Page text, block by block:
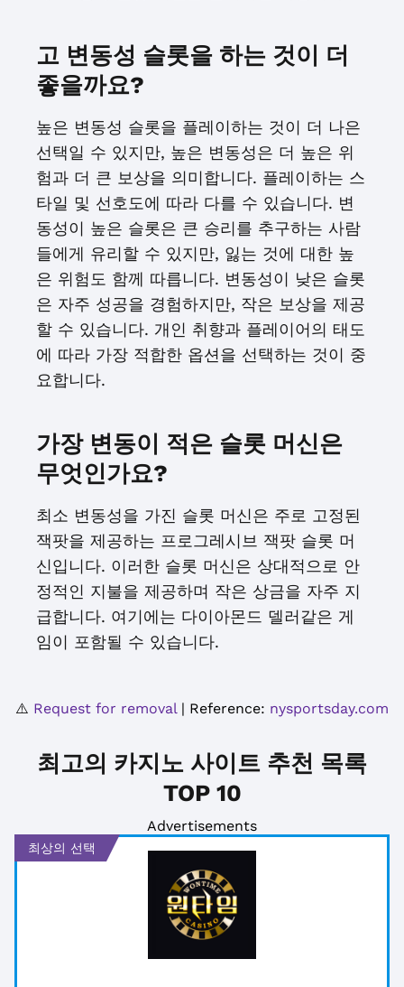
고 변동성 슬롯을 하는 것이 더
좋을까요?
높은 변동성 슬롯을 플레이하는 것이 더 나은
선택일 수 있지만, 높은 변동성은 더 높은 위
험과 더 큰 보상을 의미합니다. 플레이하는 스
타일 및 선호도에 따라 다를 수 있습니다. 변
동성이 높은 슬롯은 큰 승리를 추구하는 사람
들에게 유리할 수 있지만, 잃는 것에 대한 높
은 위험도 함께 따릅니다. 변동성이 낮은 슬롯
은 자주 성공을 경험하지만, 작은 보상을 제공
할 수 있습니다. 개인 취향과 플레이어의 태도
에 따라 가장 적합한 옵션을 선택하는 것이 중
요합니다.
가장 변동이 적은 슬롯 머신은
무엇인가요?
최소 변동성을 가진 슬롯 머신은 주로 고정된
잭팟을 제공하는 프로그레시브 잭팟 슬롯 머
신입니다. 이러한 슬롯 머신은 상대적으로 안
정적인 지불을 제공하며 작은 상금을 자주 지
급합니다. 여기에는 다이아몬드 델러같은 게
임이 포함될 수 있습니다.
⚠️ Request for removal| Reference: nysportsday.com
최고의 카지노 사이트 추천 목록
TOP 10
Advertisements
최상의 선택